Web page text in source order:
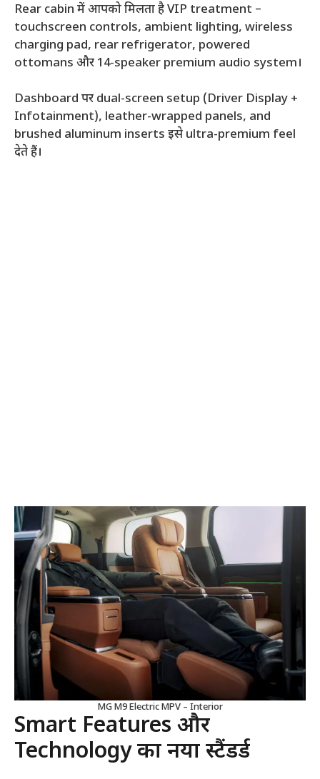
Rear cabin में आपको मिलता है VIP treatment –
touchscreen controls, ambient lighting, wireless
charging pad, rear refrigerator, powered
ottomans और 14-speaker premium audio system।
Dashboard पर dual-screen setup (Driver Display +
Infotainment), leather-wrapped panels, and
brushed aluminum inserts इसे ultra-premium feel
देते हैं।
MG M9 Electric MPV – Interior
Smart Features और
Technology का नया स्टैंडर्ड